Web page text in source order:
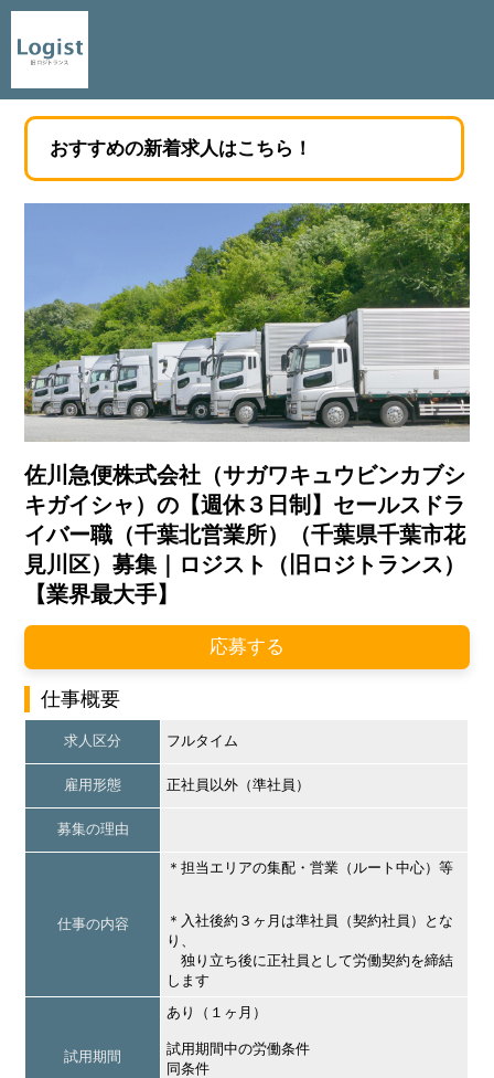
おすすめの新着求人はこちら！
佐川急便株式会社（サガワキュウビンカブシ
キガイシャ）の【週休３日制】セールスドラ
イバー職（千葉北営業所）（千葉県千葉市花
見川区）募集｜ロジスト（旧ロジトランス）
【業界最大手】
応募する
仕事概要
求人区分 フルタイム
雇用形態 正社員以外（準社員）
募集の理由
仕事の内容
＊担当エリアの集配・営業（ルート中心）等
＊入社後約３ヶ月は準社員（契約社員）とな
り、
独り立ち後に正社員として労働契約を締結
します
試用期間
あり（１ヶ月）
試用期間中の労働条件
同条件